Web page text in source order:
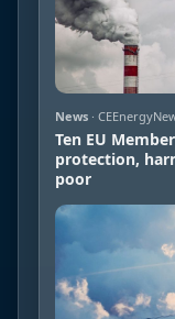
News ·
Ten EU
protection,
poor